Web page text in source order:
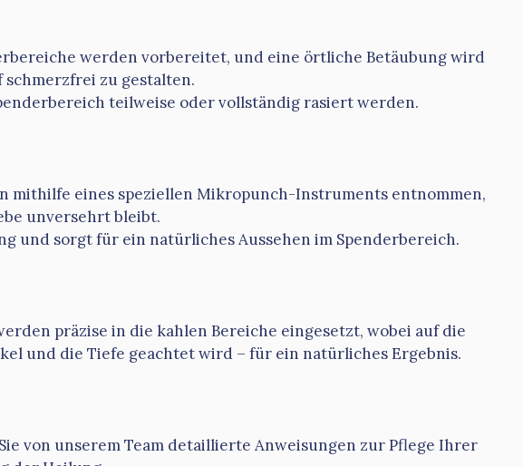
werden vorbereitet, und eine örtliche Betäubung wird
zu gestalten.
teilweise oder vollständig rasiert werden.
mithilfe eines speziellen Mikropunch-Instruments entnommen,
unversehrt bleibt.
und sorgt für ein natürliches Aussehen im Spenderbereich.
präzise in die kahlen Bereiche eingesetzt, wobei auf die
und die Tiefe geachtet wird – für ein natürliches Ergebnis.
von unserem Team detaillierte Anweisungen zur Pflege Ihrer